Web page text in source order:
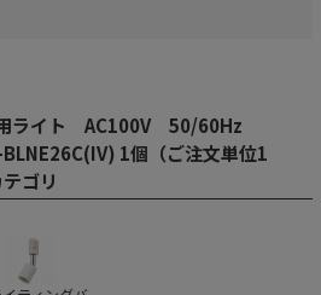
用ライト AC100V 50/60Hz
1個（ご注文単位1
ゴリ